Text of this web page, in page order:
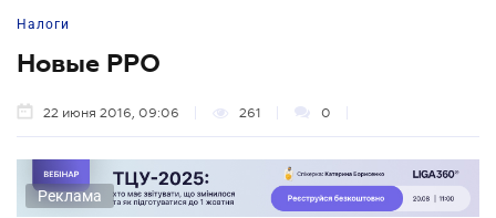
Налоги
Новые РРО
22 июня 2016, 09:06 261 0
Реклама